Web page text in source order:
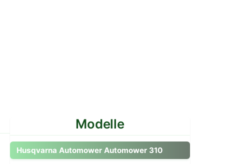
Modelle
Husqvarna Automower Automower 310
Zum Modell gehen